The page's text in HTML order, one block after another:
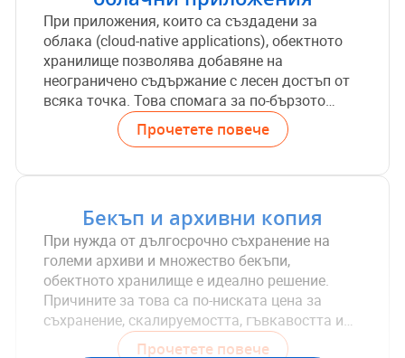
решение поддържа метаданни за всеки обект,
което улеснява управлението, търсенето и
организацията на файлове. От гледна точка
на интеграцията с различни приложения,
Object Storage предлага S3-съвместимо API за
достъп. Обектното съхранение дава
възможност файловете да бъдат достъпвани
от всяка точка на света – бързо и сигурно.
При приложения, които са създадени за
облака (cloud-native applications), обектното
хранилище позволява добавяне на
неограничено съдържание с лесен достъп от
всяка точка. Това спомага за по-бързото
внедряване на тези приложения и тяхната
директна имплементация.
Прочетете повече
Бекъп и архивни копия
При нужда от дългосрочно съхранение на
големи архиви и множество бекъпи,
обектното хранилище е идеално решение.
Причините за това са по-ниската цена за
съхранение, скалируемостта, гъвкавостта и
множествената репликация на данни. Object
Прочетете повече